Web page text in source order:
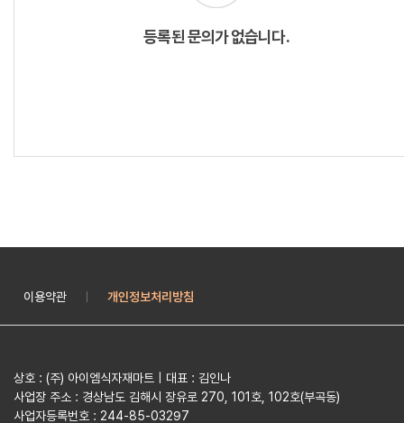
등록된 문의가 없습니다.
이용약관 개인정보처리방침
상호 : (주) 아이엠식자재마트 | 대표 : 김인나
사업장 주소 : 경상남도 김해시 장유로 270, 101호, 102호(부곡동)
사업자등록번호 : 244-85-03297